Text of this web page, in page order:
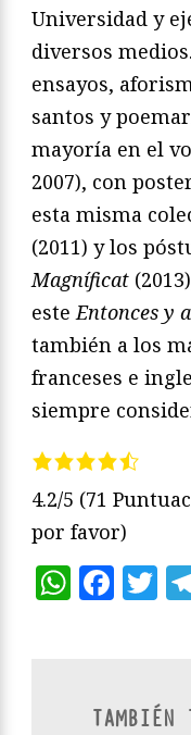
Universidad y
diversos
ensayos,
santos y
mayoría en el
2007), con
esta misma
(2011) y los
Magníficat
este Entonces y
también a los
franceses e
siempre
4.2/5 (71
por favor)
TAMBIÉN